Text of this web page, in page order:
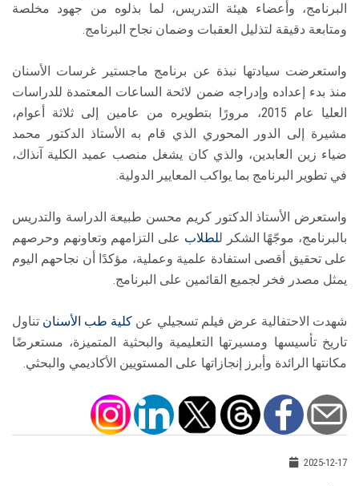
البرنامج، وأعضاء هيئة التدريس، لما بذلوه من جهود مخلصة
ومتابعة دقيقة لتذليل العقبات وضمان نجاح البرنامج.
واستعرضت سيادتها نبذة عن برنامج ماجستير غرسات الأسنان
منذ بدء إعداده وإدراجه ضمن لائحة الساعات المعتمدة للدراسات
العليا عام 2015، مرورًا بتطويره من عامين إلى ثلاثة أعوام،
مشيرة إلى الدور المحوري الذي قام به الأستاذ الدكتور محمد
ضياء زين العابدين، والذي كان يشغل منصب عميد الكلية آنذاك،
في تطوير البرنامج بما يواكب المعايير الدولية.
واستعرض الأستاذ الدكتور كريم محسن طبيعة الدراسة والتدريس
بالبرنامج، موجّهًا الشكر للطلاب على التزامهم وتعاونهم وحرصهم
على تحقيق أقصى استفادة علمية وعملية، مؤكدًا أن نجاحهم اليوم
يمثل مصدر فخر لجميع القائمين على البرنامج.
شهدت الاحتفالية عرض فيلم تسجيلي عن كلية طب الأسنان تناول
تاريخ تأسيسها ومسيرتها التعليمية والبحثية المتميزة، مستعرضًا
مكانتها الرائدة وأبرز إنجازاتها على المستويين الأكاديمي والبحثي.
2025-12-17